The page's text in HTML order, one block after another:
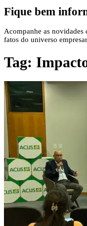
Fique bem
Acompanhe as
fatos do universo
Tag: